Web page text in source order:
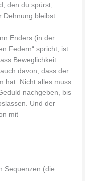
den du spürst,
Dehnung bleibst.
Enders (in der
Federn“ spricht, ist
Beweglichkeit
davon, dass der
hat. Nicht alles muss
nachgeben, bis
Und der
mit
Sequenzen (die